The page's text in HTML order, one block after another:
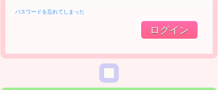
パスワードを忘れてしまった